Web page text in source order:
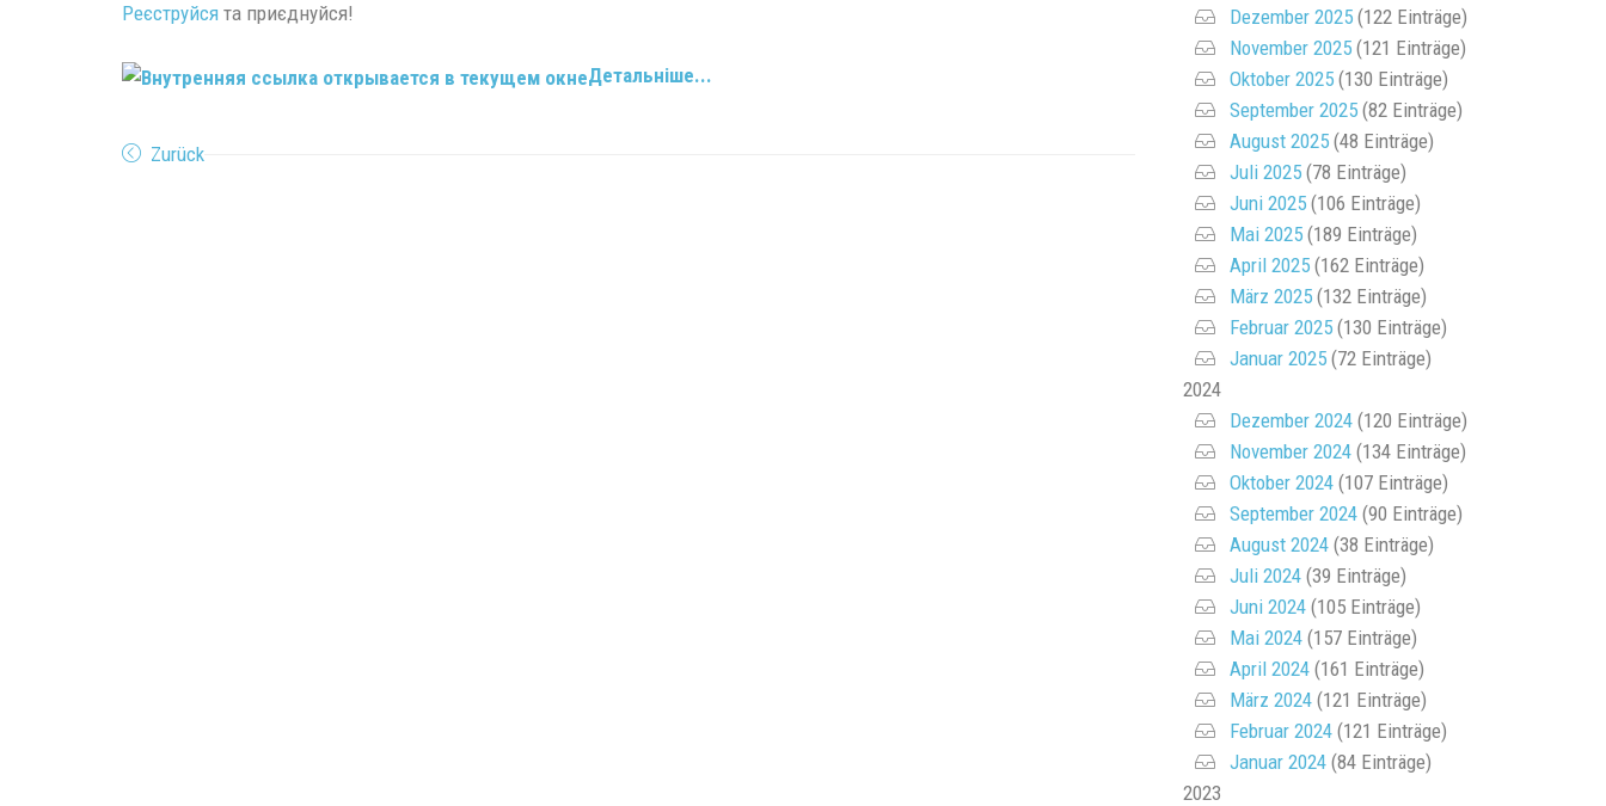
Реєструйся та приєднуйся!
Детальніше...
Zurück
Dezember 2025(122 Einträge)
November 2025(121 Einträge)
Oktober 2025(130 Einträge)
September 2025(82 Einträge)
August 2025(48 Einträge)
Juli 2025(78 Einträge)
Juni 2025(106 Einträge)
Mai 2025(189 Einträge)
April 2025(162 Einträge)
März 2025(132 Einträge)
Februar 2025(130 Einträge)
Januar 2025(72 Einträge)
2024
Dezember 2024(120 Einträge)
November 2024(134 Einträge)
Oktober 2024(107 Einträge)
September 2024(90 Einträge)
August 2024(38 Einträge)
Juli 2024(39 Einträge)
Juni 2024(105 Einträge)
Mai 2024(157 Einträge)
April 2024(161 Einträge)
März 2024(121 Einträge)
Februar 2024(121 Einträge)
Januar 2024(84 Einträge)
2023